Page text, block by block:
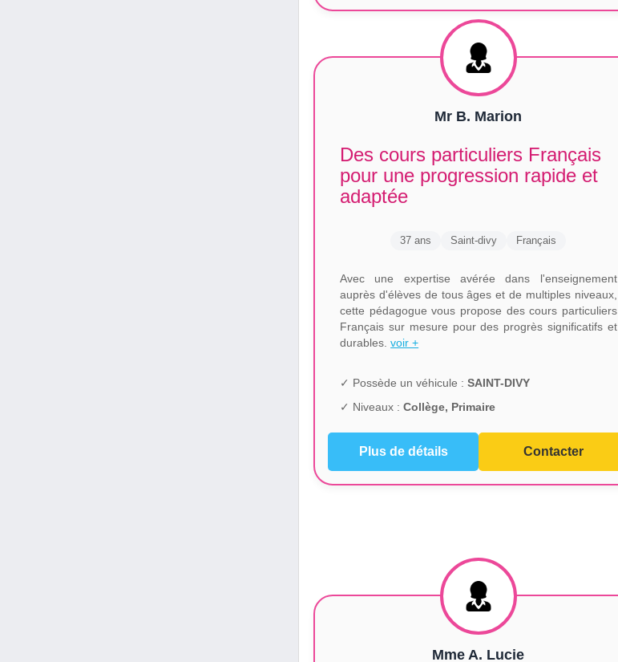
Mr B. Marion
Des cours particuliers Français
pour une progression rapide et
adaptée
37 ans Saint-divy Français
Avec une expertise avérée dans l'enseignement
auprès d'élèves de tous âges et de multiples niveaux,
cette pédagogue vous propose des cours particuliers
Français sur mesure pour des progrès significatifs et
durables.voir +
✓ Possède un véhicule :SAINT-DIVY
✓ Niveaux :Collège, Primaire
Plus de détails Contacter
Mme A. Lucie